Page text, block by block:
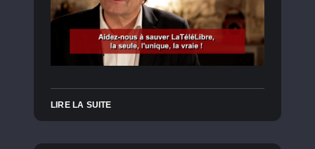
LIRE LA SUITE